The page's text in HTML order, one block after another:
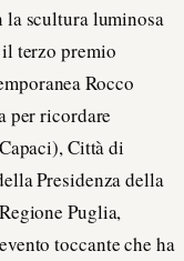
scultura luminosa
il terzo premio
Rocco
per ricordare
Città di
Presidenza della
Puglia,
toccante che ha